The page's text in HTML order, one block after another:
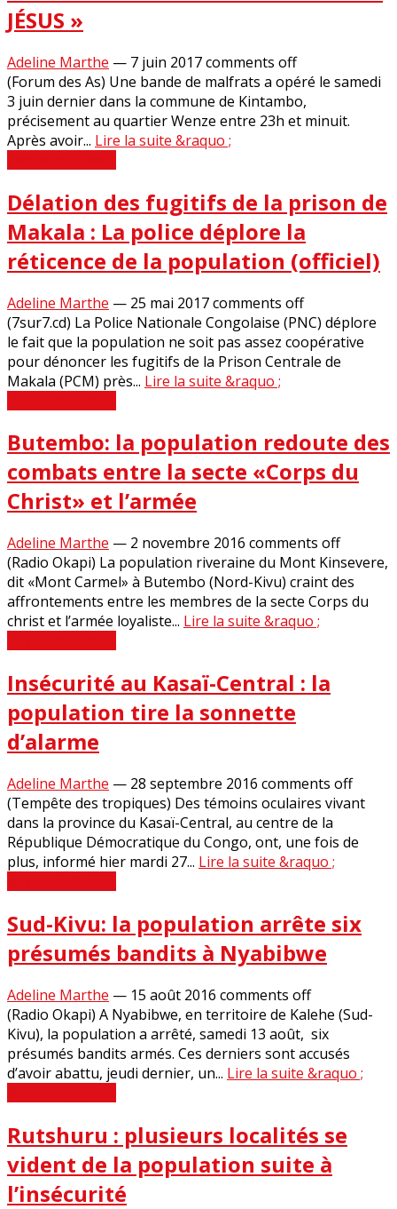
JÉSUS »
Adeline Marthe — 7 juin 2017comments off
(Forum des As) Une bande de malfrats a opéré le samedi
3 juin dernier dans la commune de Kintambo,
précisement au quartier Wenze entre 23h et minuit.
Après avoir... Lire la suite &raquo ;
Délation des fugitifs de la prison de
Makala : La police déplore la
réticence de la population (officiel)
Adeline Marthe — 25 mai 2017comments off
(7sur7.cd) La Police Nationale Congolaise (PNC) déplore
le fait que la population ne soit pas assez coopérative
pour dénoncer les fugitifs de la Prison Centrale de
Makala (PCM) près... Lire la suite &raquo ;
Butembo: la population redoute des
combats entre la secte «Corps du
Christ» et l’armée
Adeline Marthe — 2 novembre 2016 comments off
(Radio Okapi) La population riveraine du Mont Kinsevere,
dit «Mont Carmel» à Butembo (Nord-Kivu) craint des
affrontements entre les membres de la secte Corps du
christ et l’armée loyaliste... Lire la suite &raquo ;
Insécurité au Kasaï-Central : la
population tire la sonnette
d’alarme
Adeline Marthe — 28 septembre 2016 comments off
(Tempête des tropiques) Des témoins oculaires vivant
dans la province du Kasaï-Central, au centre de la
République Démocratique du Congo, ont, une fois de
plus, informé hier mardi 27... Lire la suite &raquo ;
Sud-Kivu: la population arrête six
présumés bandits à Nyabibwe
Adeline Marthe — 15 août 2016 comments off
(Radio Okapi) A Nyabibwe, en territoire de Kalehe (Sud-
Kivu), la population a arrêté, samedi 13 août, six
présumés bandits armés. Ces derniers sont accusés
d’avoir abattu, jeudi dernier, un... Lire la suite &raquo ;
Rutshuru : plusieurs localités se
vident de la population suite à
l’insécurité